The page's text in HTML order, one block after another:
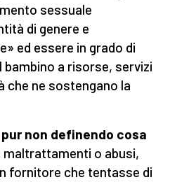
sessuale
di genere e
ed essere in grado di
bambino a risorse, servizi
che ne sostengano la
pur non definendo cosa
maltrattamenti o abusi,
fornitore che tentasse di